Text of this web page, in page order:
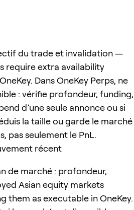
du trade et invalidation —
require extra availability
Dans OneKey Perps, ne
: vérifie profondeur, funding,
d’une seule annonce ou si
la taille ou garde le marché
pas seulement le PnL.
récent
de marché : profondeur,
Asian equity markets
them as executable in OneKey.